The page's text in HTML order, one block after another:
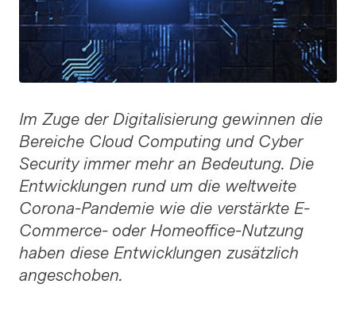
Im Zuge der Digitalisierung gewinnen die
Bereiche Cloud Computing und Cyber
Security immer mehr an Bedeutung. Die
Entwicklungen rund um die weltweite
Corona-Pandemie wie die verstärkte E-
Commerce- oder Homeoffice-Nutzung
haben diese Entwicklungen zusätzlich
angeschoben.